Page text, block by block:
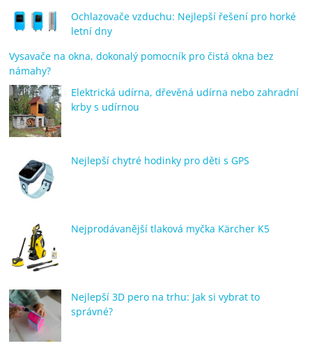
Ochlazovače vzduchu: Nejlepší řešení pro horké
letní dny
Vysavače na okna, dokonalý pomocník pro čistá okna bez
námahy?
Elektrická udírna, dřevěná udírna nebo zahradní
krby s udírnou
Nejlepší chytré hodinky pro děti s GPS
Nejprodávanější tlaková myčka Kärcher K5
Nejlepší 3D pero na trhu: Jak si vybrat to
správné?